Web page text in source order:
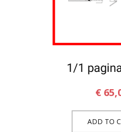
1/1
€
ADD TO